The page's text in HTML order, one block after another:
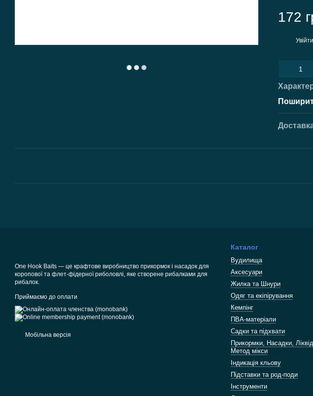
172
Увійти
One Hook Baits — це крафтове виробництво прикормок і насадок для
коропової та флет-фідерної риболовлі, яке створене рибалками для
рибалок.
Приймаємо до оплати
Мобільна версія
Каталог
Вудилища
Аксесуари
Жилка та Шнури
Одяг та екіпірування
Кемпінг
ПВА-матеріали
Садки та підхвати
Прикормки, Насадки,
Метод мікси
Індикація кльову
Підставки та род-поди
Інструменти